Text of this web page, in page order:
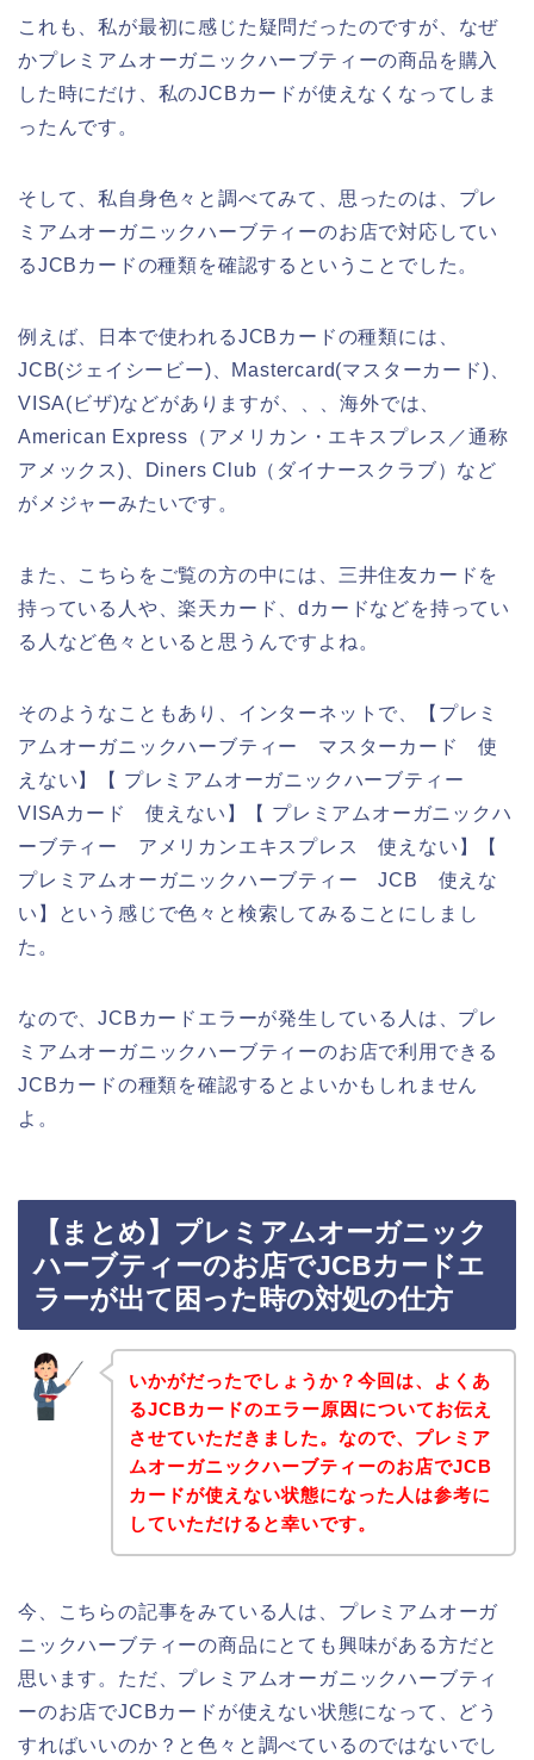
これも、私が最初に感じた疑問だったのですが、なぜ
かプレミアムオーガニックハーブティーの商品を購入
した時にだけ、私のJCBカードが使えなくなってしま
ったんです。
そして、私自身色々と調べてみて、思ったのは、プレ
ミアムオーガニックハーブティーのお店で対応してい
るJCBカードの種類を確認するということでした。
例えば、日本で使われるJCBカードの種類には、
JCB(ジェイシービー)、Mastercard(マスターカード)、
VISA(ビザ)などがありますが、、、海外では、
American Express（アメリカン・エキスプレス／通称
アメックス)、Diners Club（ダイナースクラブ）など
がメジャーみたいです。
また、こちらをご覧の方の中には、三井住友カードを
持っている人や、楽天カード、dカードなどを持ってい
る人など色々といると思うんですよね。
そのようなこともあり、インターネットで、【プレミ
アムオーガニックハーブティー マスターカード 使
えない】【 プレミアムオーガニックハーブティー
VISAカード 使えない】【 プレミアムオーガニックハ
ーブティー アメリカンエキスプレス 使えない】【
プレミアムオーガニックハーブティー JCB 使えな
い】という感じで色々と検索してみることにしまし
た。
なので、JCBカードエラーが発生している人は、プレ
ミアムオーガニックハーブティーのお店で利用できる
JCBカードの種類を確認するとよいかもしれません
よ。
【まとめ】プレミアムオーガニック
ハーブティーのお店でJCBカードエ
ラーが出て困った時の対処の仕方
いかがだったでしょうか？今回は、よくあ
るJCBカードのエラー原因についてお伝え
させていただきました。なので、プレミア
ムオーガニックハーブティーのお店でJCB
カードが使えない状態になった人は参考に
していただけると幸いです。
今、こちらの記事をみている人は、プレミアムオーガ
ニックハーブティーの商品にとても興味がある方だと
思います。ただ、プレミアムオーガニックハーブティ
ーのお店でJCBカードが使えない状態になって、どう
すればいいのか？と色々と調べているのではないでし